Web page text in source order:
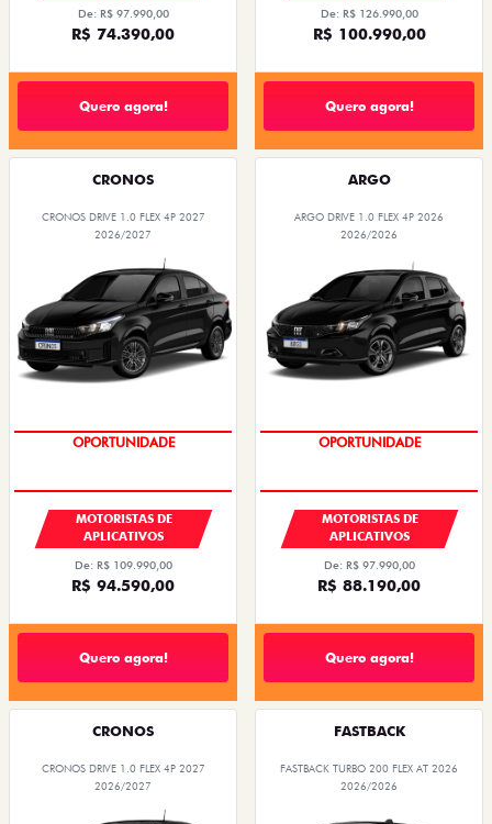
De: R$ 97.990,00
R$ 74.390,00
Quero agora!
De: R$ 126.990,00
R$ 100.990,00
Quero agora!
CRONOS
CRONOS DRIVE 1.0 FLEX 4P 2027
2026/2027
OPORTUNIDADE
MOTORISTAS DE
APLICATIVOS
De: R$ 109.990,00
R$ 94.590,00
Quero agora!
ARGO
ARGO DRIVE 1.0 FLEX 4P 2026
2026/2026
OPORTUNIDADE
MOTORISTAS DE
APLICATIVOS
De: R$ 97.990,00
R$ 88.190,00
Quero agora!
CRONOS
CRONOS DRIVE 1.0 FLEX 4P 2027
2026/2027
FASTBACK
FASTBACK TURBO 200 FLEX AT 2026
2026/2026